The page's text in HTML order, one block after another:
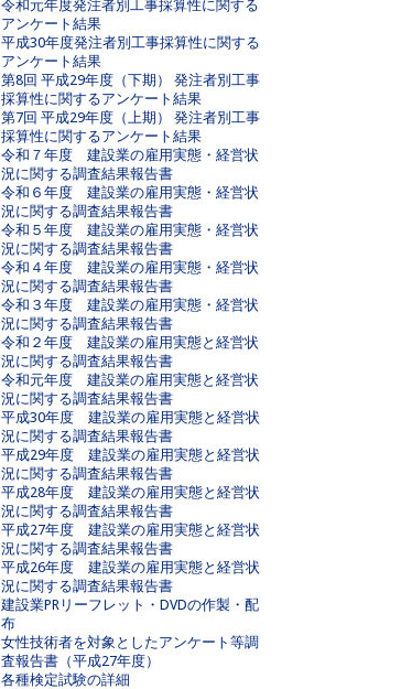
令和元年度発注者別工事採算性に関する
アンケート結果
平成30年度発注者別工事採算性に関する
アンケート結果
第8回 平成29年度（下期） 発注者別工事
採算性に関するアンケート結果
第7回 平成29年度（上期） 発注者別工事
採算性に関するアンケート結果
令和７年度 建設業の雇用実態・経営状
況に関する調査結果報告書
令和６年度 建設業の雇用実態・経営状
況に関する調査結果報告書
令和５年度 建設業の雇用実態・経営状
況に関する調査結果報告書
令和４年度 建設業の雇用実態・経営状
況に関する調査結果報告書
令和３年度 建設業の雇用実態・経営状
況に関する調査結果報告書
令和２年度 建設業の雇用実態と経営状
況に関する調査結果報告書
令和元年度 建設業の雇用実態と経営状
況に関する調査結果報告書
平成30年度 建設業の雇用実態と経営状
況に関する調査結果報告書
平成29年度 建設業の雇用実態と経営状
況に関する調査結果報告書
平成28年度 建設業の雇用実態と経営状
況に関する調査結果報告書
平成27年度 建設業の雇用実態と経営状
況に関する調査結果報告書
平成26年度 建設業の雇用実態と経営状
況に関する調査結果報告書
建設業PRリーフレット・DVDの作製・配
布
女性技術者を対象としたアンケート等調
査報告書（平成27年度）
各種検定試験の詳細